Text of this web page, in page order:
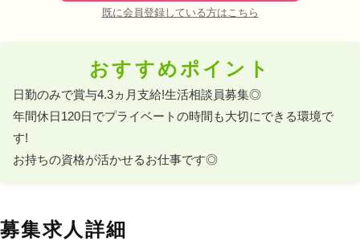
既に会員登録している方はこちら
おすすめポイント
日勤のみで賞与4.3ヵ月支給!生活相談員募集◎
年間休日120日でプライベートの時間も大切にできる環境で
す!
お持ちの資格が活かせるお仕事です◎
募集求人詳細